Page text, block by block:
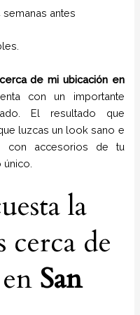
antes
de mi ubicación en
con un importante
El resultado que
luzcas un look sano e
con accesorios de tu
la
cerca de
San